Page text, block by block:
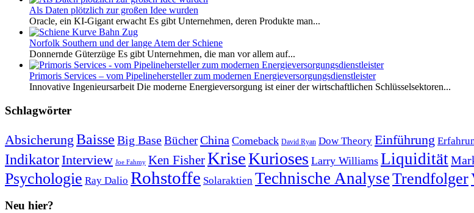
Als Daten plötzlich zur großen Idee wurden
Oracle, ein KI-Gigant erwacht Es gibt Unternehmen, deren Produkte man...
Norfolk Southern und der lange Atem der Schiene
Donnernde Güterzüge Es gibt Unternehmen, die man vor allem auf...
Primoris Services – vom Pipelinehersteller zum modernen Energieversorgungsdienstleister
Innovative Ingenieursarbeit Die moderne Energieversorgung ist einer der wirtschaftlichen Schlüsselsektoren...
Schlagwörter
Absicherung Baisse Big BaseBücherChina Comeback David Ryan Dow Theory Einführung
IndikatorInterview Joe Fahmy Ken FisherKriseKurioses Larry Williams Liquidität
Psychologie Ray Dalio Rohstoffe Solaraktien Technische AnalyseTrendfolger
Neu hier?